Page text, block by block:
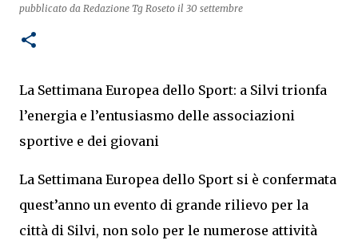
pubblicato da Redazione Tg Roseto il 30 settembre
La Settimana Europea dello Sport: a Silvi trionfa
l’energia e l’entusiasmo delle associazioni
sportive e dei giovani
La Settimana Europea dello Sport si è confermata
quest’anno un evento di grande rilievo per la
città di Silvi, non solo per le numerose attività